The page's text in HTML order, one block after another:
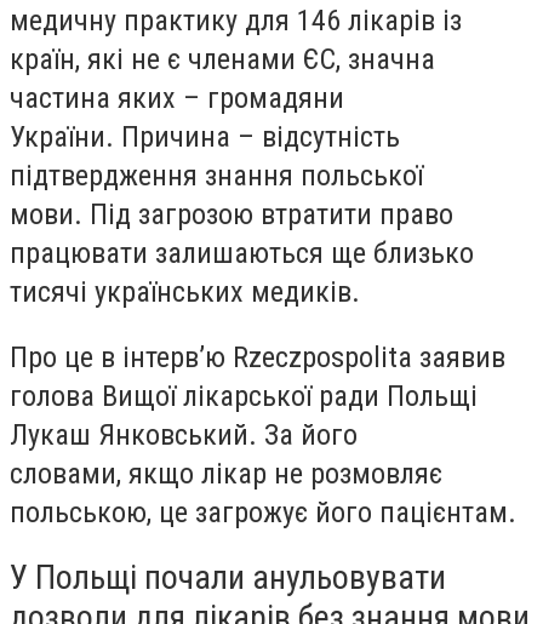
медичну практику для 146 лікарів із
країн, які не є членами ЄС, значна
частина яких – громадяни
України. Причина – відсутність
підтвердження знання польської
мови. Під загрозою втратити право
працювати залишаються ще близько
тисячі українських медиків.
Про це в інтерв’ю Rzeczpospolita заявив
голова Вищої лікарської ради Польщі
Лукаш Янковський. За його
словами, якщо лікар не розмовляє
польською, це загрожує його пацієнтам.
У Польщі почали анульовувати